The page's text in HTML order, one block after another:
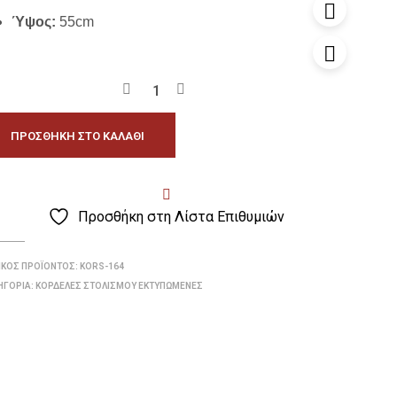
Ύψος: 55cm
ΠΡΟΣΘΉΚΗ ΣΤΟ ΚΑΛΆΘΙ
Προσθήκη στη Λίστα Επιθυμιών
ΠΡΟΪΌΝΤΟΣ: KORS-164
ΚΟΡΔΈΛΕΣ ΣΤΟΛΙΣΜΟΎ ΕΚΤΥΠΩΜΈΝΕΣ